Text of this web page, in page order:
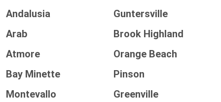
Andalusia
Guntersville
Arab
Brook Highland
Atmore
Orange Beach
Bay Minette
Pinson
Montevallo
Greenville